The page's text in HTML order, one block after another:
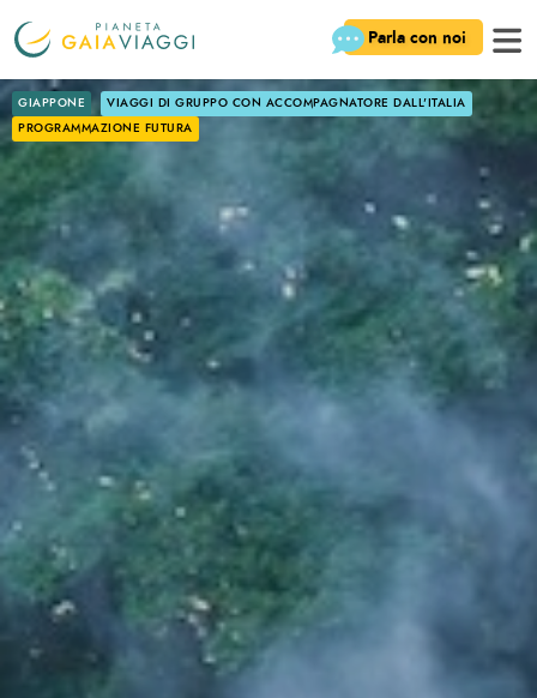
Parla con noi
GIAPPONE
VIAGGI DI GRUPPO CON ACCOMPAGNATORE DALL'ITALIA
PROGRAMMAZIONE FUTURA